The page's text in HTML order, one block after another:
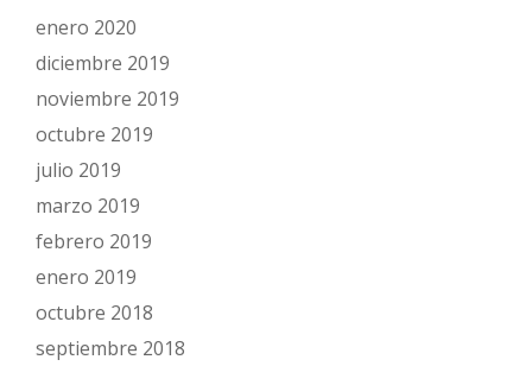
enero 2020
diciembre 2019
noviembre 2019
octubre 2019
julio 2019
marzo 2019
febrero 2019
enero 2019
octubre 2018
septiembre 2018